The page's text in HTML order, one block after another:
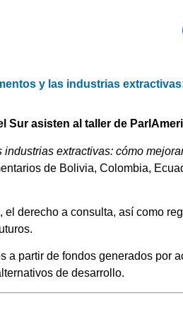
y las industrias
Sur asisten al taller de
industrias extractivas: cómo
de Bolivia, Colombia,
derecho a consulta, así como
a partir de fondos generados por
de desarrollo.